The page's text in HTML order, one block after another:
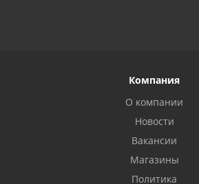
Компания
О компании
Новости
Вакансии
Магазины
Политика